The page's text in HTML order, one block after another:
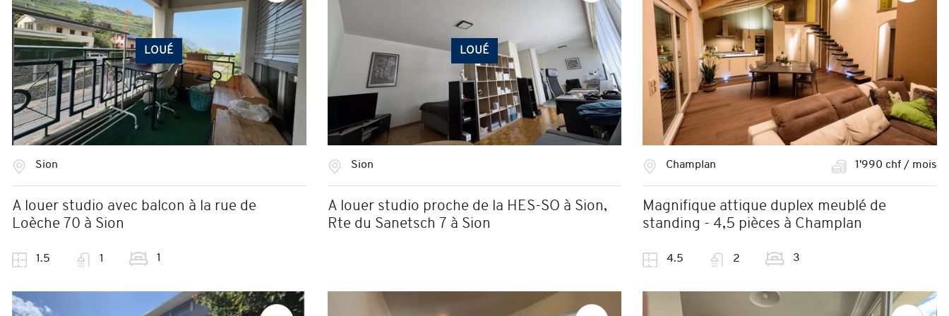
LOUÉ
Sion
A louer studio avec balcon à la rue de
Loèche 70 à Sion
1.5 1 1
LOUÉ
Sion
A louer studio proche de la HES-SO à Sion,
Rte du Sanetsch 7 à Sion
Champlan 1'990 chf / mois
Magnifique attique duplex meublé de
standing - 4,5 pièces à Champlan
4.5 2 3